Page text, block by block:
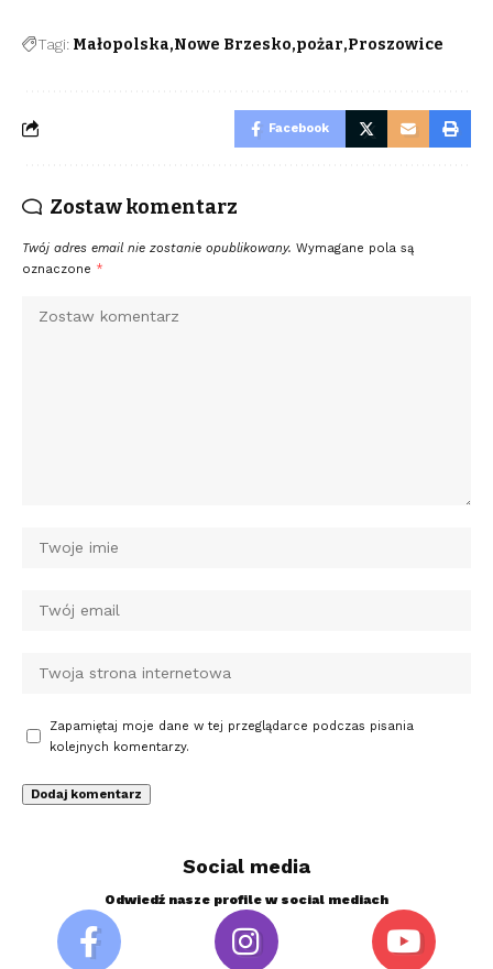
Tagi: Małopolska Nowe Brzesko pożar Proszowice
Facebook
Zostaw komentarz
Twój adres email nie zostanie opublikowany. Wymagane pola są
oznaczone *
Zapamiętaj moje dane w tej przeglądarce podczas pisania
kolejnych komentarzy.
Social media
Odwiedź nasze profile w social mediach